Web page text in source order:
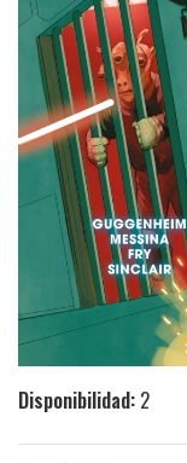
Disponibilidad: 2